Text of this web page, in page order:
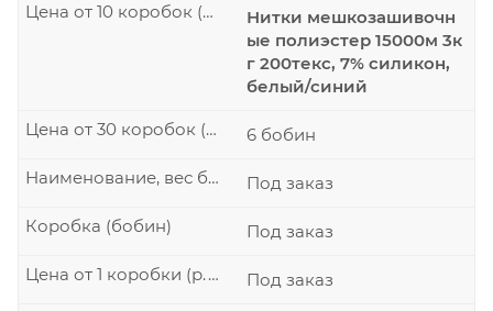
Нитки мешкозашивочн
ые полиэстер 15000м 3к
г 200текс, 7% силикон,
белый/синий
Цена от 10 коробок (р./шт.)
6 бобин
Цена от 30 коробок (р./шт.)
Под заказ
Наименование, вес бобины
Под заказ
Коробка (бобин)
Под заказ
Цена от 1 коробки (р./шт.)